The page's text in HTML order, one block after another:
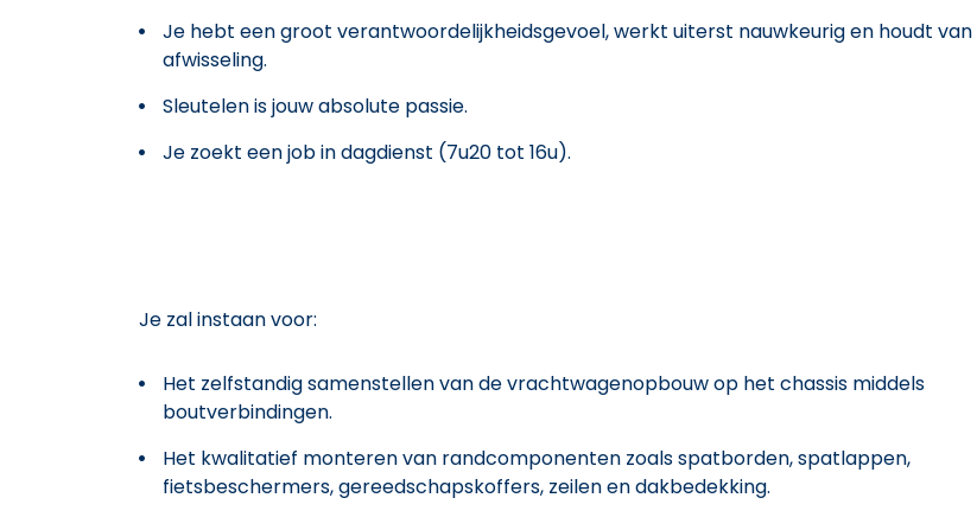
Je hebt een groot verantwoordelijkheidsgevoel, werkt uiterst nauwkeurig en houdt van
afwisseling.
Sleutelen is jouw absolute passie.
Je zoekt een job in dagdienst (7u20 tot 16u).
Je zal instaan voor:
Het zelfstandig samenstellen van de vrachtwagenopbouw op het chassis middels
boutverbindingen.
Het kwalitatief monteren van randcomponenten zoals spatborden, spatlappen,
fietsbeschermers, gereedschapskoffers, zeilen en dakbedekking.